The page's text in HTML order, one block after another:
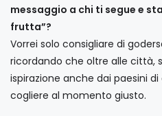
messaggio a chi ti segue e
frutta”?
Vorrei solo consigliare di
ricordando che oltre alle città,
ispirazione anche dai paesini
cogliere al momento giusto.